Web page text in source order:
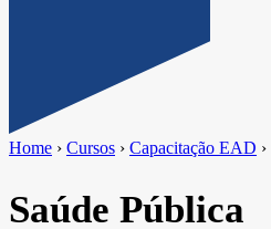
Home › Cursos › Capacitação EAD ›
Saúde Pública